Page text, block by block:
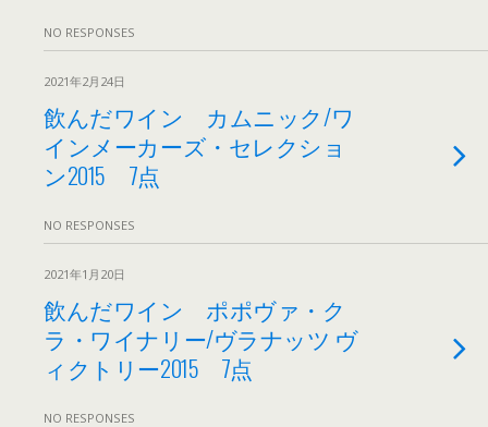
NO RESPONSES
2021年2月24日
飲んだワイン カムニック/ワ
インメーカーズ・セレクショ
ン2015 7点
NO RESPONSES
2021年1月20日
飲んだワイン ポポヴァ・ク
ラ・ワイナリー/ヴラナッツ ヴ
ィクトリー2015 7点
NO RESPONSES